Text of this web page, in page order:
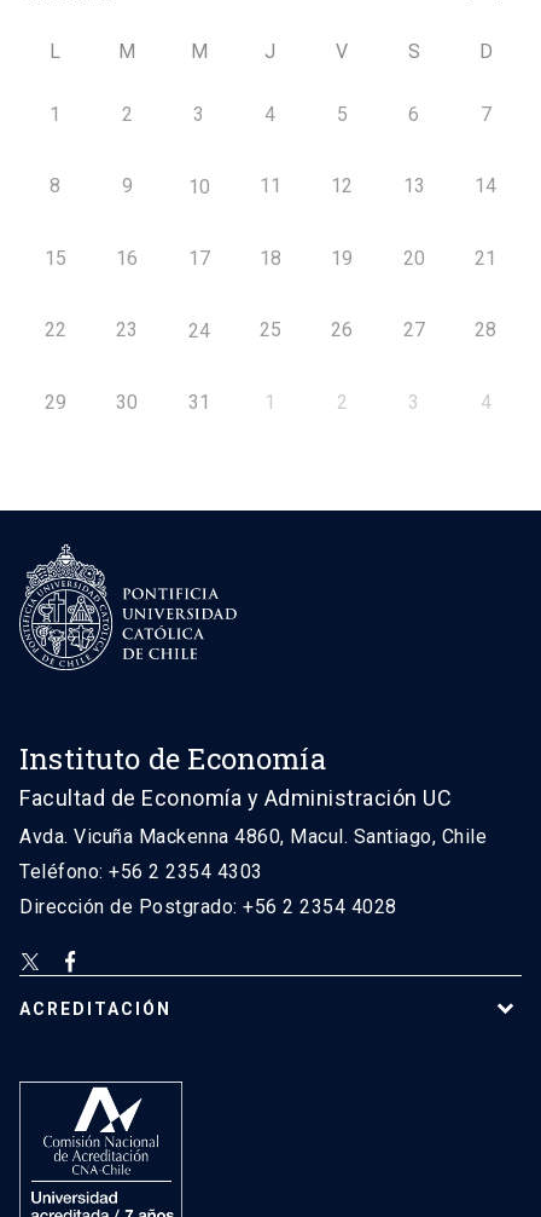
L M M J V S D
1 2 3 4 5 6 7
8 9 10 11 12 13 14
15 16 17 18 19 20 21
22 23 24 25 26 27 28
29 30 31 1 2 3 4
Instituto de Economía
Facultad de Economía y Administración UC
Avda. Vicuña Mackenna 4860, Macul. Santiago, Chile
Teléfono: +56 2 2354 4303
Dirección de Postgrado: +56 2 2354 4028
ACREDITACIÓN